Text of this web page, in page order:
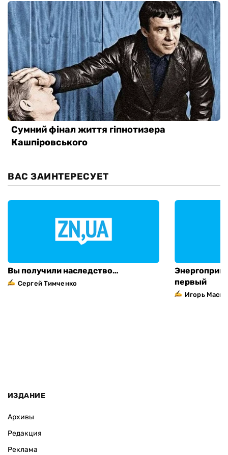
ВАС ЗАИНТЕРЕСУЕТ
Вы получили наследство…
Сергей Тимченко
первый
Игорь
ИЗДАНИЕ
Архивы
Редакция
Реклама